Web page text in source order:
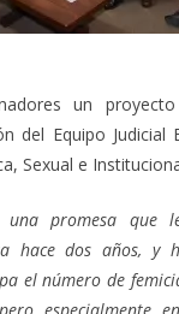
un
del Equipo Judicial
Sexual e
una promesa que
hace dos años, y
el número de